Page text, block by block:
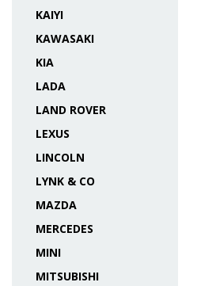
KAIYI
KAWASAKI
KIA
LADA
LAND ROVER
LEXUS
LINCOLN
LYNK & CO
MAZDA
MERCEDES
MINI
MITSUBISHI